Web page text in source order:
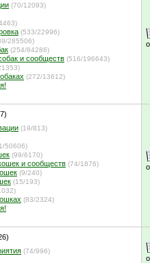
(70/12093)
(533/22996)
285506)
(254/84286)
и сообществ (516/196643)
(272/13612)
(19/813)
50606)
(99/6170)
и сообществ (74/1876)
(9/240)
(15/193)
(83/2324)
(74/996)